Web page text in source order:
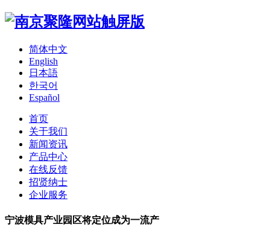
简体中文
English
日本語
한국어
Español
首页
关于我们
新闻资讯
产品中心
在线反馈
招贤纳士
企业服务
宁波模具产业园区将定位成为一流产